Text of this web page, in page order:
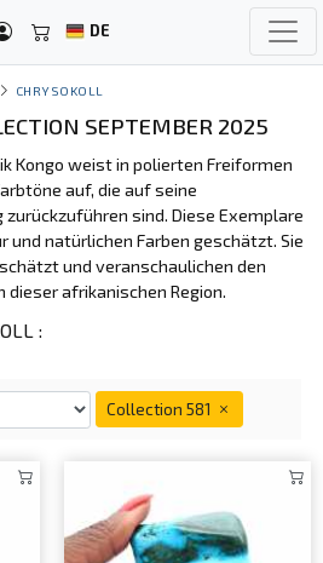
DE
CHRYSOKOLL
SEPTEMBER 2025
Kongo weist in polierten Freiformen
auf, die auf seine
sind. Diese Exemplare
und natürlichen Farben geschätzt. Sie
und veranschaulichen den
afrikanischen Region.
:
Collection 581